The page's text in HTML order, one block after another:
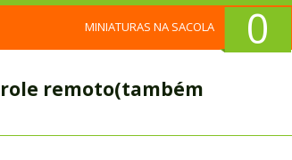
0
MINIATURAS NA SACOLA
remoto(também